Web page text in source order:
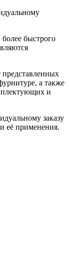
быстрого
представленных
а также
и
заказу
её применения.